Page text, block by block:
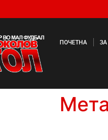
ПОЧЕТНА